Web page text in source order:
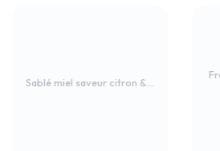
Sablé miel saveur citron &...